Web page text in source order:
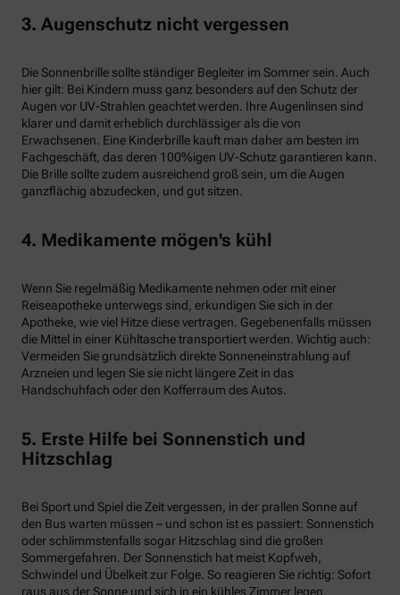
3. Augenschutz nicht vergessen
Die Sonnenbrille sollte ständiger Begleiter im Sommer sein. Auch
hier gilt: Bei Kindern muss ganz besonders auf den Schutz der
Augen vor UV-Strahlen geachtet werden. Ihre Augenlinsen sind
klarer und damit erheblich durchlässiger als die von
Erwachsenen. Eine Kinderbrille kauft man daher am besten im
Fachgeschäft, das deren 100%igen UV-Schutz garantieren kann.
Die Brille sollte zudem ausreichend groß sein, um die Augen
ganzflächig abzudecken, und gut sitzen.
4. Medikamente mögen's kühl
Wenn Sie regelmäßig Medikamente nehmen oder mit einer
Reiseapotheke unterwegs sind, erkundigen Sie sich in der
Apotheke, wie viel Hitze diese vertragen. Gegebenenfalls müssen
die Mittel in einer Kühltasche transportiert werden. Wichtig auch:
Vermeiden Sie grundsätzlich direkte Sonneneinstrahlung auf
Arzneien und legen Sie sie nicht längere Zeit in das
Handschuhfach oder den Kofferraum des Autos.
5. Erste Hilfe bei Sonnenstich und
Hitzschlag
Bei Sport und Spiel die Zeit vergessen, in der prallen Sonne auf
den Bus warten müssen – und schon ist es passiert: Sonnenstich
oder schlimmstenfalls sogar Hitzschlag sind die großen
Sommergefahren. Der Sonnenstich hat meist Kopfweh,
Schwindel und Übelkeit zur Folge. So reagieren Sie richtig: Sofort
raus aus der Sonne und sich in ein kühles Zimmer legen.